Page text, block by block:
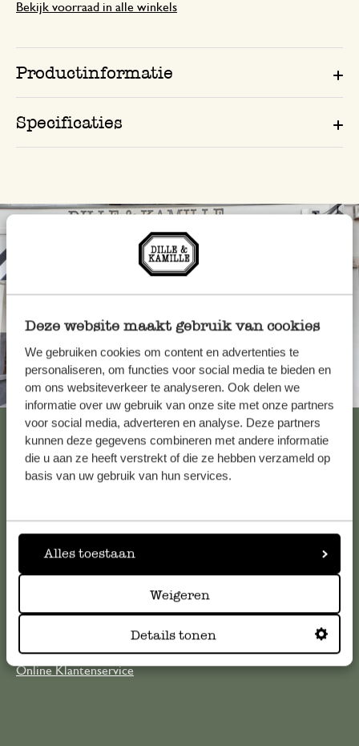
Deze website maakt gebruik van cookies
We gebruiken cookies om content en advertenties te
personaliseren, om functies voor social media te bieden en
om ons websiteverkeer te analyseren. Ook delen we
informatie over uw gebruik van onze site met onze partners
voor social media, adverteren en analyse. Deze partners
kunnen deze gegevens combineren met andere informatie
die u aan ze heeft verstrekt of die ze hebben verzameld op
basis van uw gebruik van hun services.
Alles toestaan
Weigeren
Details tonen
Bekijk voorraad in alle winkels
Productinformatie
Specificaties
Altijd in de buurt
Bekijk alle 62 winkels
Voor vragen, tips of hulp kun je contact opnemen met onze
klantenservice. Of bekijk hier het antwoord op de
meestgestelde vragen
Online Klantenservice